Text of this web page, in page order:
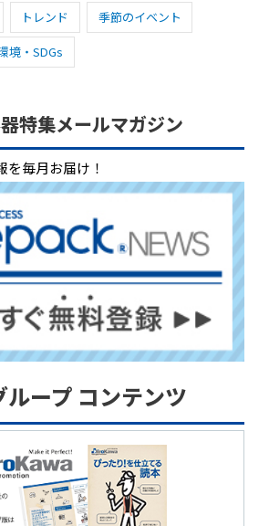
トレンド
季節のイベント
境・SDGs
特集メールマガジン
を毎月お届け！
ループ コンテンツ